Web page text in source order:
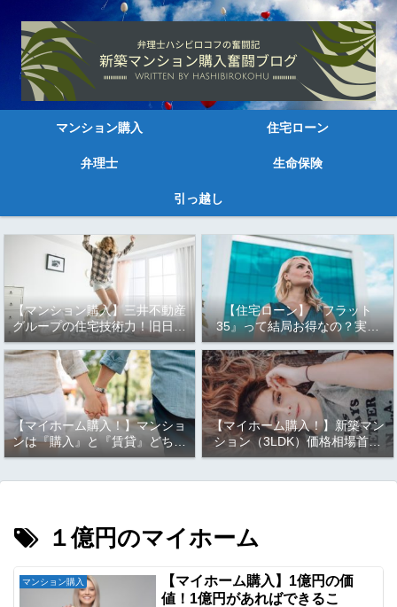
マンション購入 住宅ローン
弁理士 生命保険
引っ越し
【マンション購入】三井不動産
グループの住宅技術力！旧日本
三大財閥の資本力はすごい～
【住宅ローン】『フラット
35』って結局お得なの？実は
もっとお得な『フラット35
Ｓ』と『フラット35 子育て応
援型・地域応援型』！！知らな
きゃ損するかも！！
【マイホーム購入！】マンショ
ンは『購入』と『賃貸』どちら
が良い？？実は、考えるまでも
【マイホーム購入！】新築マン
ション（3LDK）価格相場首都
圏ランキング（東京、神奈川、
１億円のマイホーム
マンション購入
【マイホーム購入】1億円の価
値！1億円があればできるこ